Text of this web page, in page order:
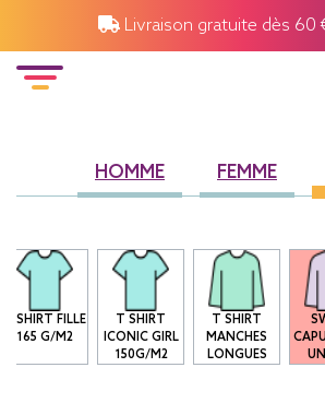
Livraison gratuite dès 60
HOMME FEMME
T-SHIRT FILLE
165 G/M2
T SHIRT
ICONIC GIRL
150G/M2
T SHIRT
MANCHES
LONGUES